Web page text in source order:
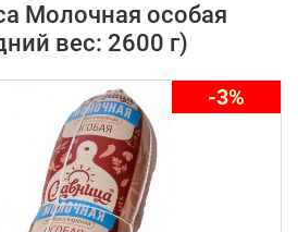
Молочная особая
вес: 2600 г)
-3%